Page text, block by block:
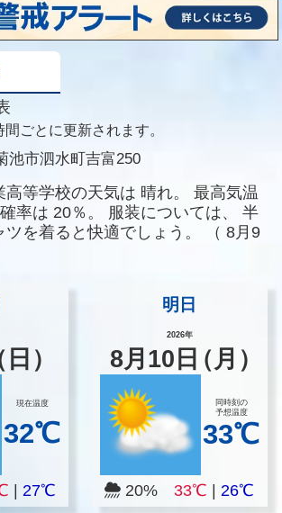
ごとに更新されます。
池市泗水町吉富250
高等学校の天気は 晴れ。
最高気温
率は 20％。 服装については、
半
を着ると快適でしょう。
（ 8月9
）
現在温度
32℃
27℃
明日
2026年
8月 10 日（月）
同時刻の
予想温度
33℃
20%33℃ |26℃